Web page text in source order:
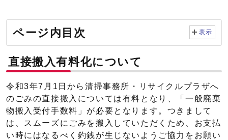
ページ内目次 表示
直接搬入有料化について
令和3年7月1日から清掃事務所・リサイクルプラザへ
のごみの直接搬入については有料となり、「一般廃棄
物搬入受付手数料」が必要となります。つきまして
は、スムーズにごみを搬入していただくため、お支払
い時にはなるべく釣銭が生じないようご協力をお願い